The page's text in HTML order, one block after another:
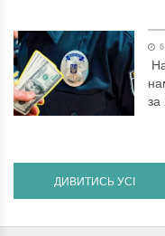
за
ДИВИТИСЬ УСІ